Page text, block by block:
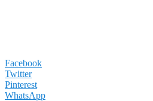
Facebook
Twitter
Pinterest
WhatsApp